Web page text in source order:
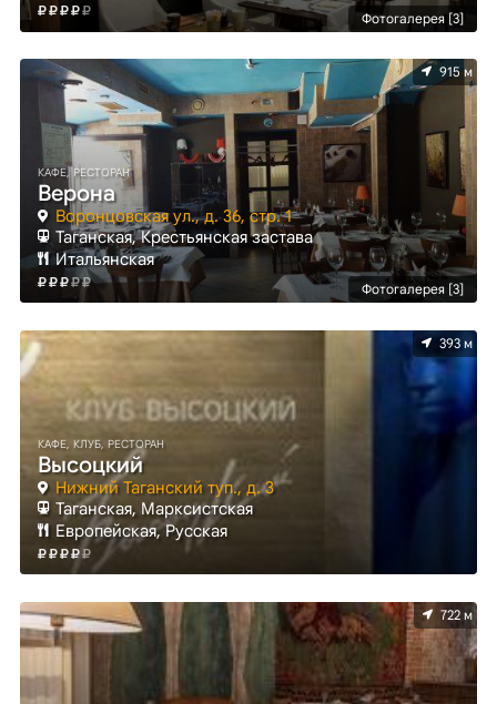
Фотогалерея [3]
Фотогалерея [3]
915 м
КАФЕ, РЕСТОРАН
Верона
Воронцовская ул., д. 36, стр. 1
Таганская, Крестьянская застава
Итальянская
393 м
КАФЕ, КЛУБ, РЕСТОРАН
Высоцкий
Нижний Таганский туп., д. 3
Таганская, Марксистская
Европейская, Русская
722 м